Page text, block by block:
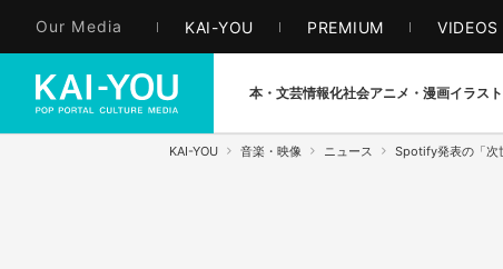
Our Media KAI-YOU PREMIUM VIDEOS
本・文芸情報化社会アニメ・漫画イラス
KAI-YOU 音楽・映像 ニュース Spotify発表の「次